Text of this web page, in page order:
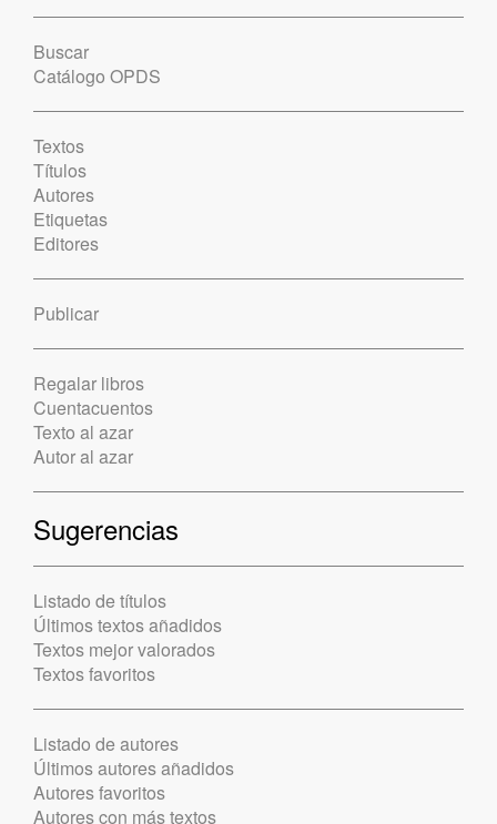
Buscar
Catálogo OPDS
Textos
Títulos
Autores
Etiquetas
Editores
Publicar
Regalar libros
Cuentacuentos
Texto al azar
Autor al azar
Sugerencias
Listado de títulos
Últimos textos añadidos
Textos mejor valorados
Textos favoritos
Listado de autores
Últimos autores añadidos
Autores favoritos
Autores con más textos